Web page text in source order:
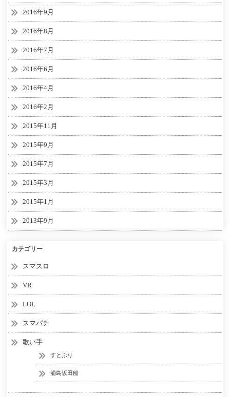
2016年9月
2016年8月
2016年7月
2016年6月
2016年4月
2016年2月
2015年11月
2015年9月
2015年7月
2015年3月
2015年1月
2013年9月
カテゴリー
スマスロ
VR
LOL
スマパチ
歌い手
すとぷり
浦島坂田船